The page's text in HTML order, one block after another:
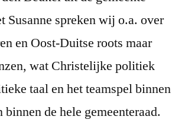
Susanne spreken wij o.a. over
en Oost-Duitse roots maar
wat Christelijke politiek
taal en het teamspel binnen
binnen de hele gemeenteraad.